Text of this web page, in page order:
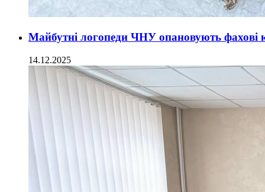
Майбутні логопеди ЧНУ опановують фахові
14.12.2025